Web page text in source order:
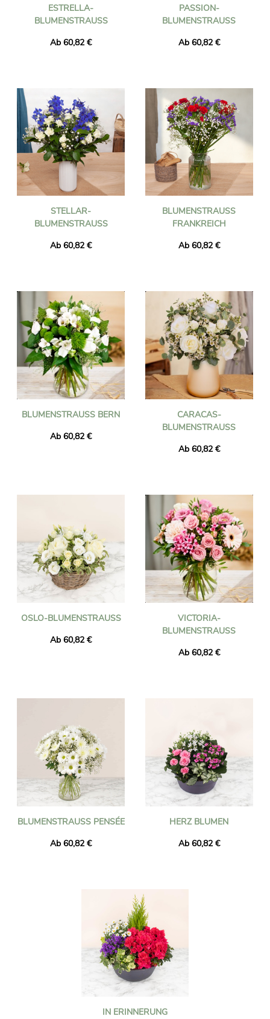
ESTRELLA-
BLUMENSTRAUSS
Ab 60,82 €
PASSION-
BLUMENSTRAUSS
Ab 60,82 €
STELLAR-
BLUMENSTRAUSS
Ab 60,82 €
BLUMENSTRAUSS F
RANKREICH
Ab 60,82 €
BLUMENSTRAUSS BERN
Ab 60,82 €
CARACAS-
BLUMENSTRAUSS
Ab 60,82 €
OSLO-BLUMENSTRAUSS
Ab 60,82 €
VICTORIA-
BLUMENSTRAUSS
Ab 60,82 €
BLUMENSTRAUSS PENSÉE
Ab 60,82 €
HERZ BLUMEN
Ab 60,82 €
IN ERINNERUNG